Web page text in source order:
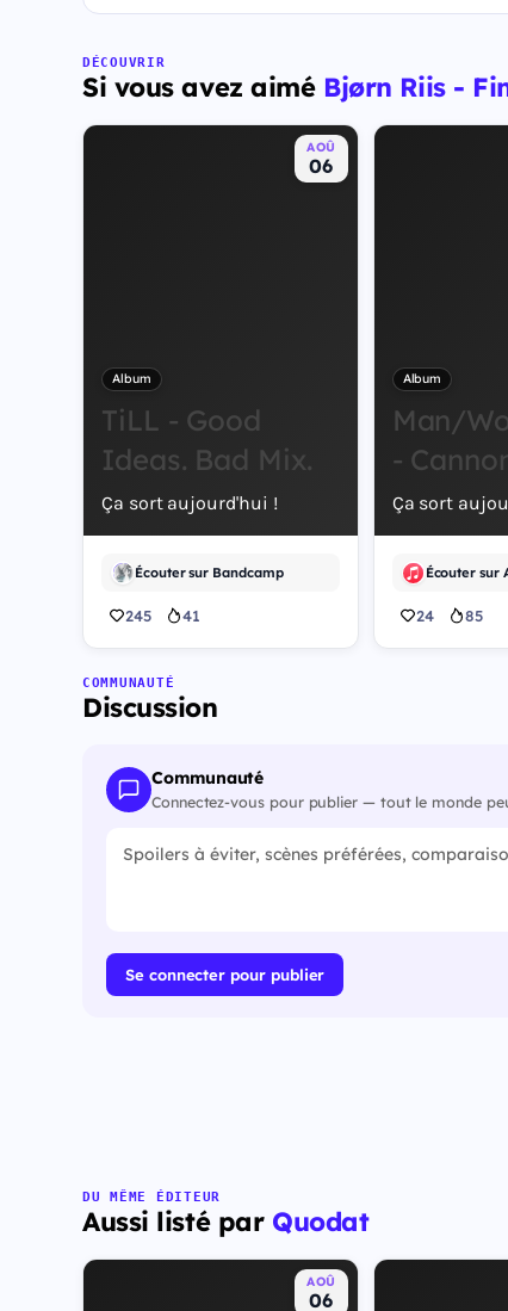
DÉCOUVRIR
Si vous avez aimé Bjørn Riis -
AOÛ
06
Album
TiLL - Good
Ideas. Bad Mix.
Ça sort aujourd'hui !
Écouter sur Bandcamp
245 41
Album
Man/
-
Ça sort
Écouter sur
24 85
COMMUNAUTÉ
Discussion
Communauté
Connectez-vous pour publier — tout le monde
Se connecter pour publier
DU MÊME ÉDITEUR
Aussi listé par Quodat
AOÛ
06